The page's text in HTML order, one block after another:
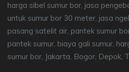
harga sibel sumur bor, jasa
untuk sumur bor 30 meter, jasa
pasang satelit air, pantek sumur
pantek sumur, biaya gali sumur,
sumur bor, Jakarta, Bogor, Depok,